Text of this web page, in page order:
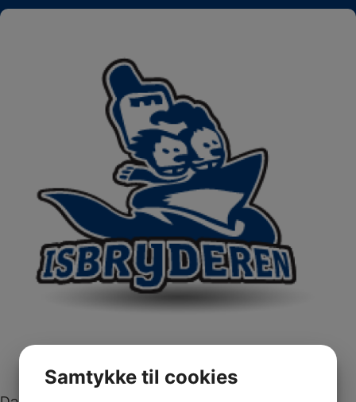
Samtykke til cookies